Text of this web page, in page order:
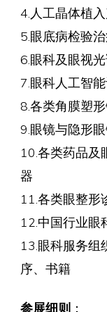
4.人工晶体植
5.眼底病检验
6.眼科及眼视
7.眼科人工智
8.各类角膜塑形
9.眼镜与隐形
10.各类药品及
器
11.各类眼整形
12.中国行业眼
13.眼科服务组
序、书籍
参展细则：